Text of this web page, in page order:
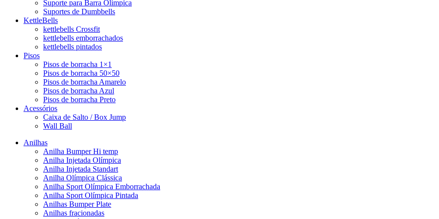
Suporte para Barra Olímpica
Suportes de Dumbbells
KettleBells
kettlebells Crossfit
kettlebells emborrachados
kettlebells pintados
Pisos
Pisos de borracha 1×1
Pisos de borracha 50×50
Pisos de borracha Amarelo
Pisos de borracha Azul
Pisos de borracha Preto
Acessórios
Caixa de Salto / Box Jump
Wall Ball
Anilhas
Anilha Bumper Hi temp
Anilha Injetada Olímpica
Anilha Injetada Standart
Anilha Olímpica Clássica
Anilha Sport Olímpica Emborrachada
Anilha Sport Olímpica Pintada
Anilhas Bumper Plate
Anilhas fracionadas